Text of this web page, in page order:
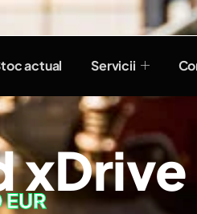
actual Servicii
EUR